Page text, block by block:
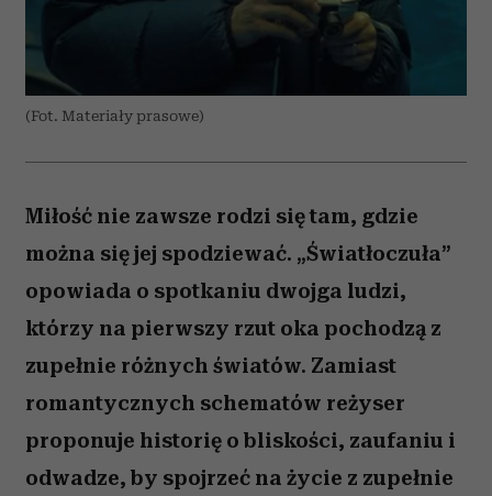
(Fot. Materiały prasowe)
Miłość nie zawsze rodzi się tam, gdzie
można się jej spodziewać. „Światłoczuła”
opowiada o spotkaniu dwojga ludzi,
którzy na pierwszy rzut oka pochodzą z
zupełnie różnych światów. Zamiast
romantycznych schematów reżyser
proponuje historię o bliskości, zaufaniu i
odwadze, by spojrzeć na życie z zupełnie